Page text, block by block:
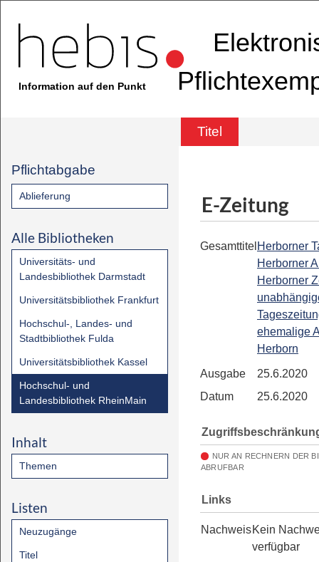
Information auf den Punkt
Titel
Pflichtabgabe
Ablieferung
Alle Bibliotheken
Universitäts- und
Landesbibliothek Darmstadt
Universitätsbibliothek Frankfurt
Hochschul-, Landes- und
Stadtbibliothek Fulda
Universitätsbibliothek Kassel
Hochschul- und
Landesbibliothek RheinMain
Inhalt
Themen
Listen
Neuzugänge
Titel
E-Zeitung
Gesamttitel Herborner
Herborner
Herborner
ehemalige
Herborn
Ausgabe
25.6.2020
Datum
25.6.2020
NUR AN RECHNERN DER
ABRUFBAR
Links
NachweisKein
verfügbar